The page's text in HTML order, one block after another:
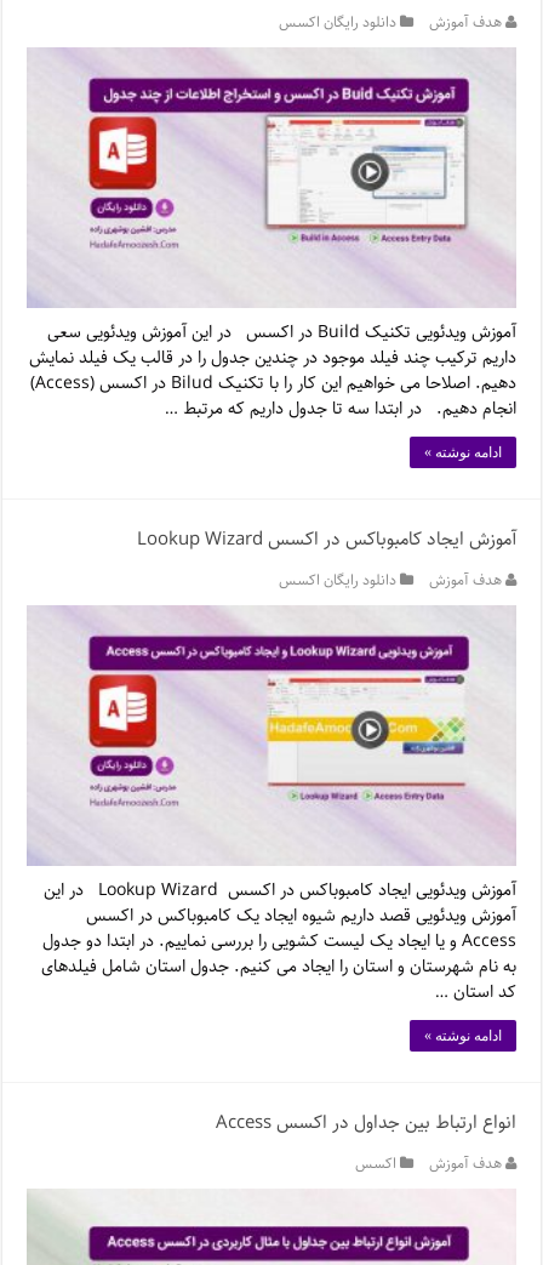
هدف آموزش دانلود رایگان اکسس
آموزش ویدئویی تکنیک Build در اکسس در این آموزش ویدئویی سعی
داریم ترکیب چند فیلد موجود در چندین جدول را در قالب یک فیلد نمایش
دهیم. اصلاحا می خواهیم این کار را با تکنیک Bilud در اکسس (Access)
انجام دهیم. در ابتدا سه تا جدول داریم که مرتبط …
ادامه نوشته »
آموزش ایجاد کامبوباکس در اکسس Lookup Wizard
هدف آموزش دانلود رایگان اکسس
آموزش ویدئویی ایجاد کامبوباکس در اکسس Lookup Wizard در این
آموزش ویدئویی قصد داریم شیوه ایجاد یک کامبوباکس در اکسس
Access و یا ایجاد یک لیست کشویی را بررسی نماییم. در ابتدا دو جدول
به نام شهرستان و استان را ایجاد می کنیم. جدول استان شامل فیلدهای
کد استان …
ادامه نوشته »
انواع ارتباط بین جداول در اکسس Access
هدف آموزش اکسس